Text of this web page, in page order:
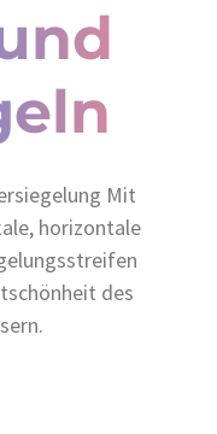
Mit
horizontale
des